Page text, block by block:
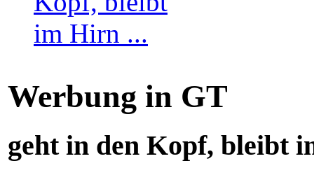
Werbung in GT
geht in den Kopf, bleibt